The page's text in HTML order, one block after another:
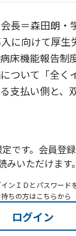
長＝森田朗・
に向けて厚生
床機能報告制
ついて「全く
支払い側と、
です。会員登
みいただけます。
ンＩＤとパスワード
持ちの方はこちらから
ログイン